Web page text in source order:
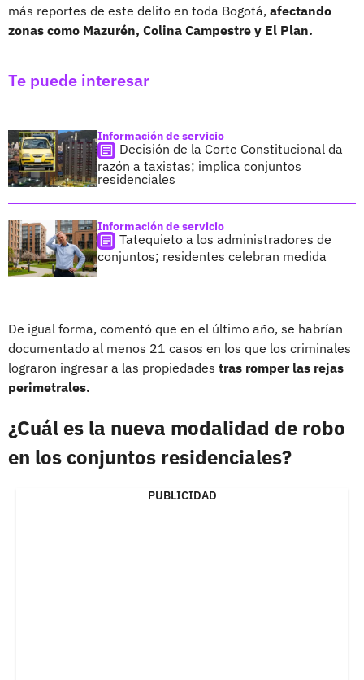
más reportes de este delito en toda Bogotá, afectando
zonas como Mazurén, Colina Campestre y El Plan.
Te puede interesar
Información de servicio
Decisión de la Corte Constitucional da
razón a taxistas; implica conjuntos
residenciales
Información de servicio
Tatequieto a los administradores de
conjuntos; residentes celebran medida
De igual forma, comentó que en el último año, se habrían
documentado al menos 21 casos en los que los criminales
lograron ingresar a las propiedades tras romper las rejas
perimetrales.
¿Cuál es la nueva modalidad de robo
en los conjuntos residenciales?
PUBLICIDAD